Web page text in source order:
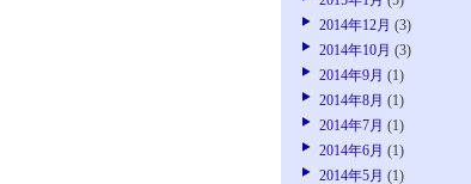
2014年12月 (3)
2014年10月 (3)
2014年9月 (1)
2014年8月 (1)
2014年7月 (1)
2014年6月 (1)
2014年5月 (1)